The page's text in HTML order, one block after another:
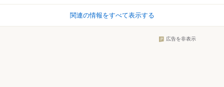
関連の情報をすべて表示する
広告を非表示